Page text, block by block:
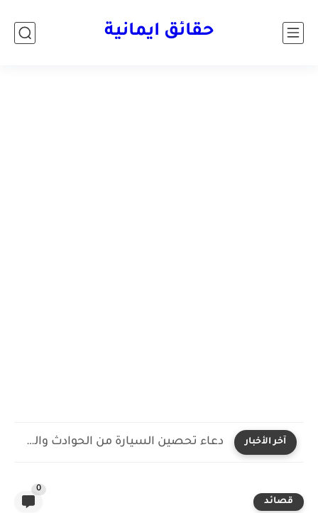
حقائق ايمانية
آخر الأخبار دعاء تحصين السيارة من الحوادث والعين والحسد مكتوب ومستجاب
قصائد
0